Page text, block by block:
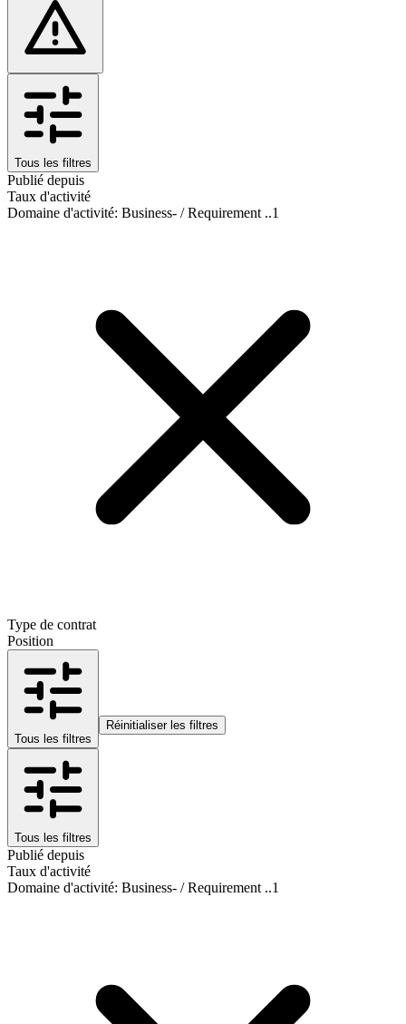
Tous les filtres
Publié depuis
Taux d'activité
Domaine d'activité: Business- / Requirement ..1
Type de contrat
Position
Tous les filtres
Réinitialiser les filtres
Tous les filtres
Publié depuis
Taux d'activité
Domaine d'activité: Business- / Requirement ..1